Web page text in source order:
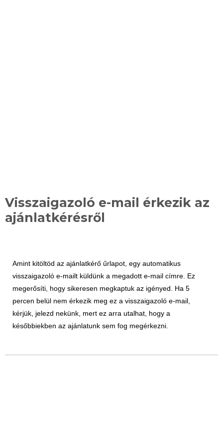
Visszaigazoló e-mail érkezik az
ajánlatkérésről
Amint kitöltöd az ajánlatkérő űrlapot, egy automatikus
visszaigazoló e-mailt küldünk a megadott e-mail címre. Ez
megerősíti, hogy sikeresen megkaptuk az igényed. Ha 5
percen belül nem érkezik meg ez a visszaigazoló e-mail,
kérjük, jelezd nekünk, mert ez arra utalhat, hogy a
későbbiekben az ajánlatunk sem fog megérkezni.